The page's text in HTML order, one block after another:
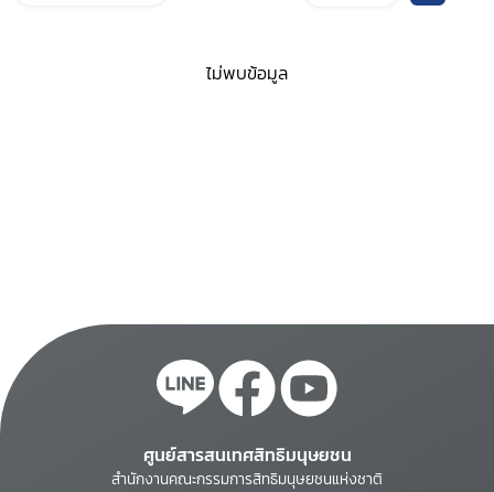
ไม่พบข้อมูล
ศูนย์สารสนเทศสิทธิมนุษยชน
สำนักงานคณะกรรมการสิทธิมนุษยชนแห่งชาติ